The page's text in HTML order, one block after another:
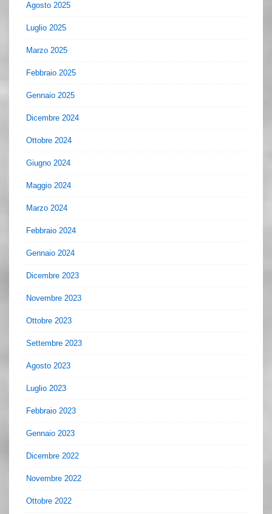
Agosto 2025
Luglio 2025
Marzo 2025
Febbraio 2025
Gennaio 2025
Dicembre 2024
Ottobre 2024
Giugno 2024
Maggio 2024
Marzo 2024
Febbraio 2024
Gennaio 2024
Dicembre 2023
Novembre 2023
Ottobre 2023
Settembre 2023
Agosto 2023
Luglio 2023
Febbraio 2023
Gennaio 2023
Dicembre 2022
Novembre 2022
Ottobre 2022